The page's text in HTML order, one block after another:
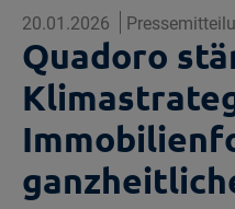
20.01.2026
Quadoro